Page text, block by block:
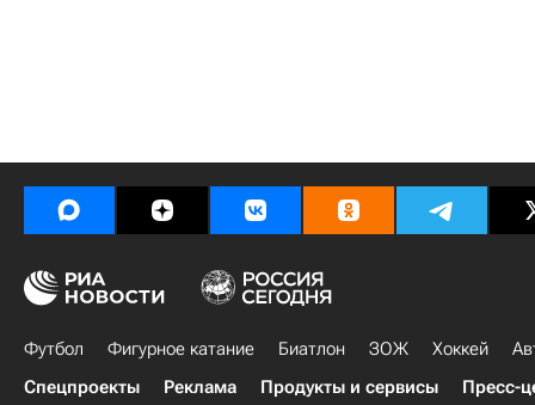
Футбол Фигурное катание Биатлон ЗОЖ Хоккей
Спецпроекты
Реклама Продукты и сервисы Пресс-